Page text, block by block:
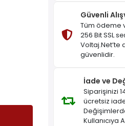
Güvenli
Tüm ödeme
256 Bit SSL
Voltaj.Net’te
güvenlidir.
İade ve
Siparişinizi
ücretsiz
Kullanıcıya